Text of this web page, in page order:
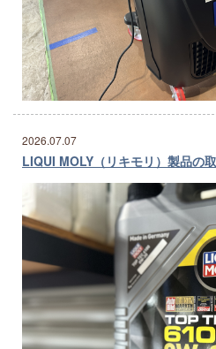
2026.07.07
LIQUI MOLY（リキモリ）製品の